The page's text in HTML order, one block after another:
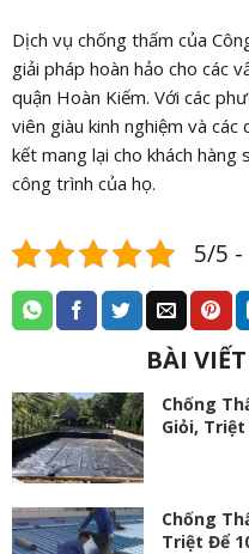
Dịch vụ chống thấm của
giải pháp hoàn hảo cho các
quận Hoàn Kiếm. Với các
viên giàu kinh nghiệm và
kết mang lại cho khách
công trình của họ.
5/5
BÀI
Chống
Giỏi, Triệt
Chống
Triệt Để